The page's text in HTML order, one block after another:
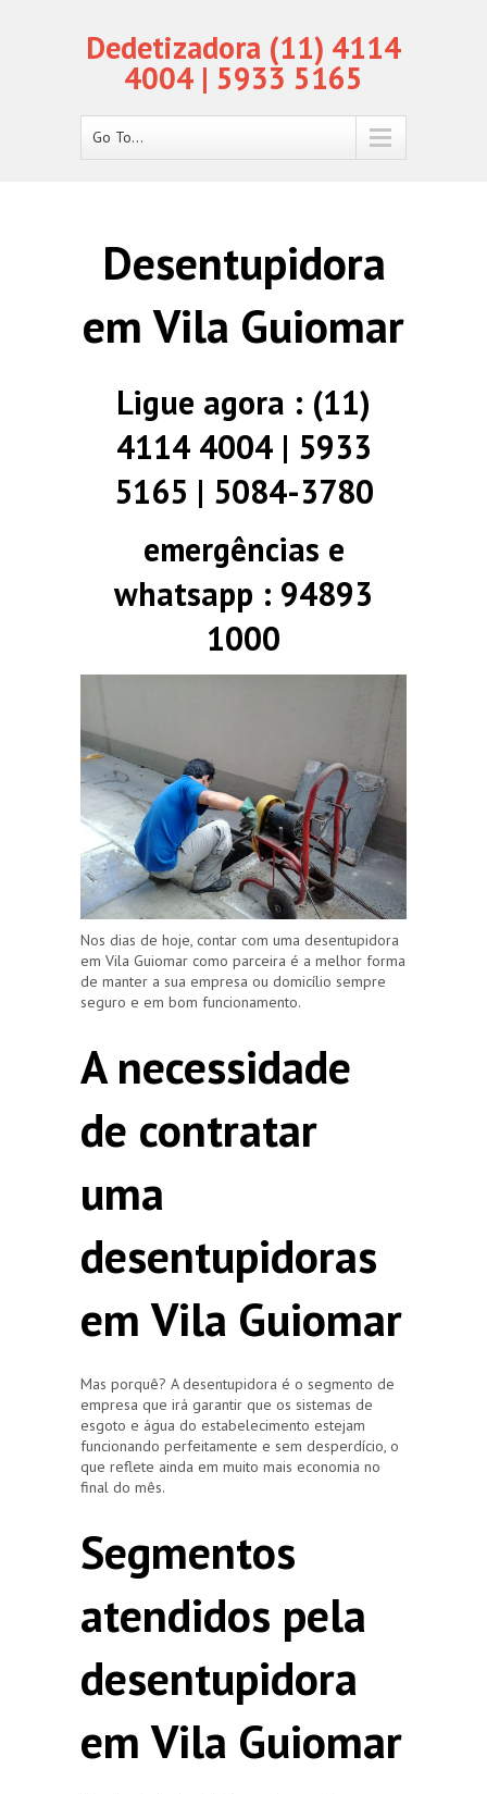
Dedetizadora (11) 4114
4004 | 5933 5165
Go To...
Desentupidora
em Vila Guiomar
Ligue agora : (11)
4114 4004 | 5933
5165 | 5084-3780
emergências e
whatsapp : 94893
1000
Nos dias de hoje, contar com uma desentupidora
em Vila Guiomar como parceira é a melhor forma
de manter a sua empresa ou domicílio sempre
seguro e em bom funcionamento.
A necessidade
de contratar
uma
desentupidoras
em Vila Guiomar
Mas porquê? A desentupidora é o segmento de
empresa que irá garantir que os sistemas de
esgoto e água do estabelecimento estejam
funcionando perfeitamente e sem desperdício, o
que reflete ainda em muito mais economia no
final do mês.
Segmentos
atendidos pela
desentupidora
em Vila Guiomar